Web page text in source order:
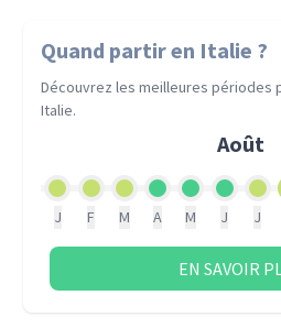
Quand partiren Italie ?
Découvrez les meilleures
Italie.
Août
J F M A M J J
EN SAVOIR